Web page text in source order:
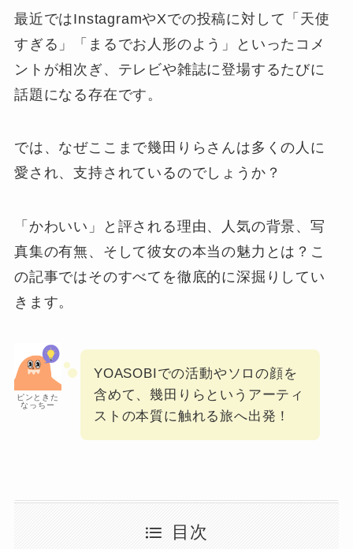
最近ではInstagramやXでの投稿に対して「天使
すぎる」「まるでお人形のよう」といったコメ
ントが相次ぎ、テレビや雑誌に登場するたびに
話題になる存在です。
では、なぜここまで幾田りらさんは多くの人に
愛され、支持されているのでしょうか？
「かわいい」と評される理由、人気の背景、写
真集の有無、そして彼女の本当の魅力とは？こ
の記事ではそのすべてを徹底的に深掘りしてい
きます。
ピンときた
なっちー
YOASOBIでの活動やソロの顔を
含めて、幾田りらというアーティ
ストの本質に触れる旅へ出発！
目次